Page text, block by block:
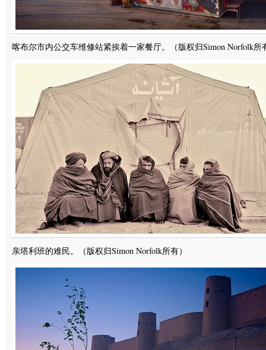
喀布尔市内公交车维修站紧挨着一家餐厅。（版权归Simon Norfolk所
亲塔利班的难民。（版权归Simon Norfolk所有）